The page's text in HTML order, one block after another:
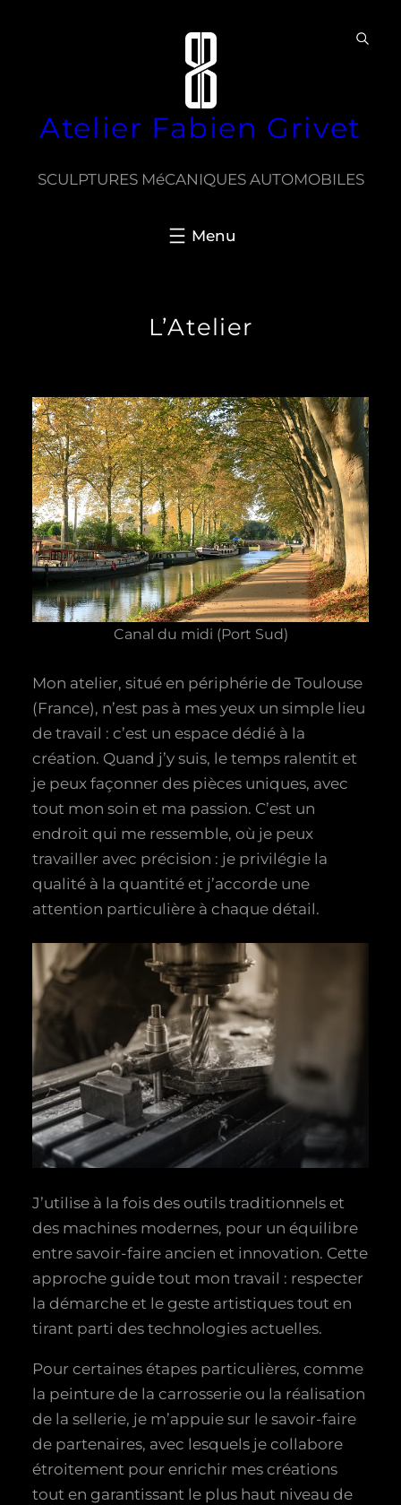
Atelier Fabien Grivet
SCULPTURES MéCANIQUES AUTOMOBILES
L’Atelier
Canal du midi (Port Sud)
Mon atelier, situé en périphérie de Toulouse
(France), n’est pas à mes yeux un simple lieu
de travail : c’est un espace dédié à la
création. Quand j’y suis, le temps ralentit et
je peux façonner des pièces uniques, avec
tout mon soin et ma passion. C’est un
endroit qui me ressemble, où je peux
travailler avec précision : je privilégie la
qualité à la quantité et j’accorde une
attention particulière à chaque détail.
J’utilise à la fois des outils traditionnels et
des machines modernes, pour un équilibre
entre savoir-faire ancien et innovation. Cette
approche guide tout mon travail : respecter
la démarche et le geste artistiques tout en
tirant parti des technologies actuelles.
Pour certaines étapes particulières, comme
la peinture de la carrosserie ou la réalisation
de la sellerie, je m’appuie sur le savoir-faire
de partenaires, avec lesquels je collabore
étroitement pour enrichir mes créations
tout en garantissant le plus haut niveau de